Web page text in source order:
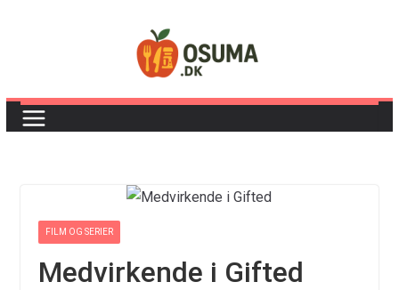
FILM OG SERIER
Medvirkende i Gifted